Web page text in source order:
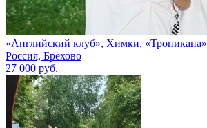
«Английский клуб», Химки, «Тропикана»
Россия, Брехово
27 000 руб.